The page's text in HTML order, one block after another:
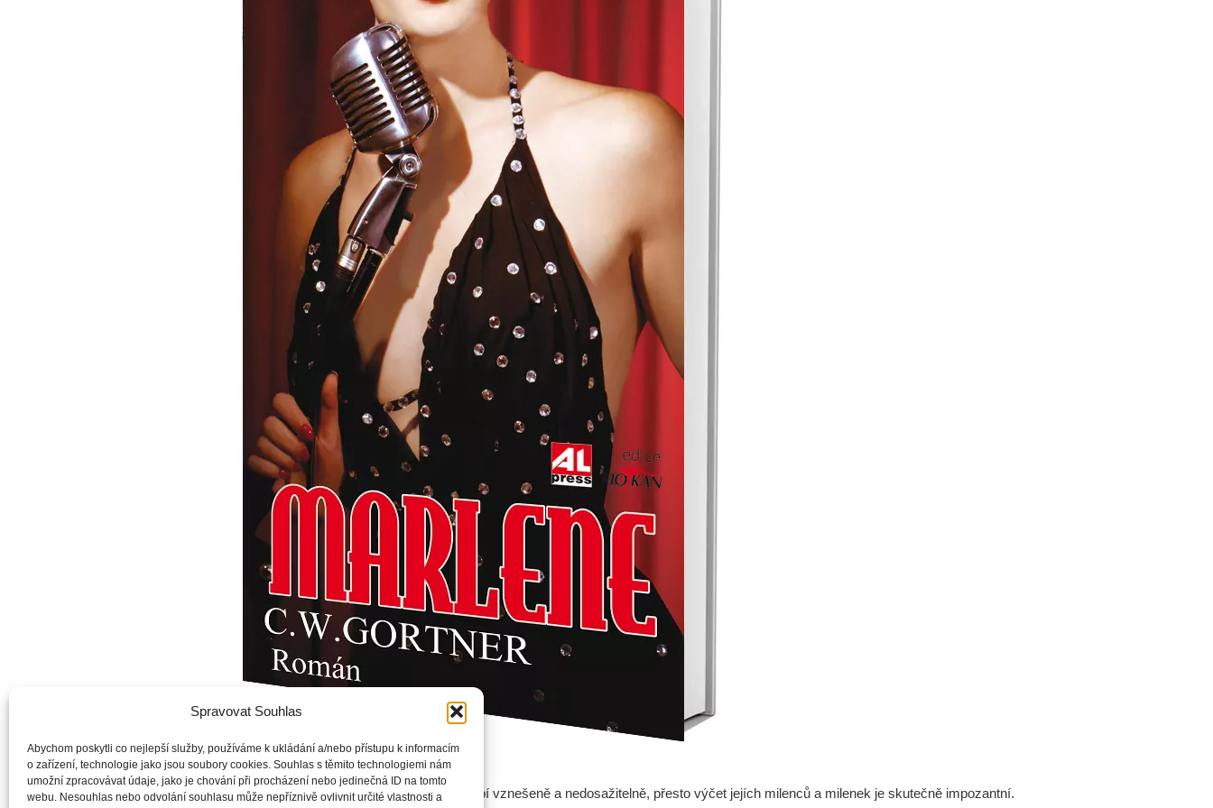
Spravovat Souhlas
Abychom poskytli co nejlepší služby, používáme k ukládání a/nebo přístupu k informacím
o zařízení, technologie jako jsou soubory cookies. Souhlas s těmito technologiemi nám
umožní zpracovávat údaje, jako je chování při procházení nebo jedinečná ID na tomto
webu. Nesouhlas nebo odvolání souhlasu může nepříznivě ovlivnit určité vlastnosti a
Krásná, talentovaná a neobyčejně přitažlivá Marie Magdalene Dietrich působí vznešeně a nedosažitelně, přesto výčet jejích milenců a milenek je skutečně impozantní.